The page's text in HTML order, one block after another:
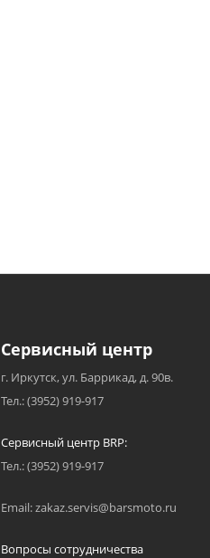
Сервисный центр
г. Иркутск, ул. Баррикад, д. 90в.
Тел.: (3952) 919-917
Сервисный центр BRP:
Тел.: (3952) 919-917
Email: zakaz.servis@barsmoto.ru
Вопросы сотрудничества